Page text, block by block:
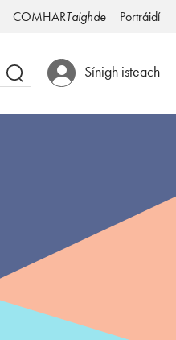
COMHARTaighde Portráidí
Sínigh isteach